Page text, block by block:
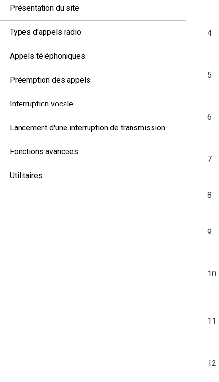
Présentation du site
Types d'appels radio
Appels téléphoniques
Préemption des appels
Interruption vocale
Lancement d'une interruption de transmission
Fonctions avancées
Utilitaires
4
5
6
7
8
9
10
11
12